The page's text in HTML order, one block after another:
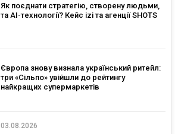
Як поєднати стратегію, створену людьми,
та AI-технології? Кейс izi та агенції SHOTS
Європа знову визнала український ритейл:
три «Сільпо» увійшли до рейтингу
найкращих супермаркетів
03.08.2026